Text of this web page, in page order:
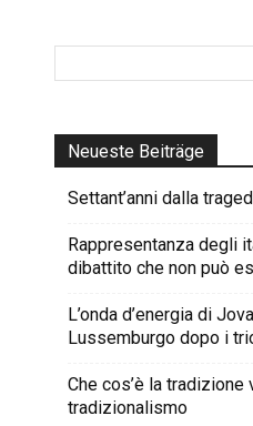
Neueste Beiträge
Settant’anni dalla
Rappresentanza degli
dibattito che non può
L’onda d’energia di
Lussemburgo dopo i
Che cos’è la
tradizionalismo